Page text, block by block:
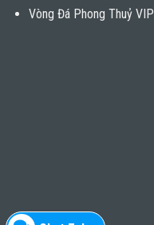
Vòng Đá Phong Thuỷ VIP